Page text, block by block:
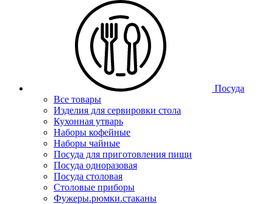
Посуда
Все товары
Изделия для сервировки стола
Кухонная утварь
Наборы кофейные
Наборы чайные
Посуда для приготовления пищи
Посуда одноразовая
Посуда столовая
Столовые приборы
Фужеры.рюмки.стаканы